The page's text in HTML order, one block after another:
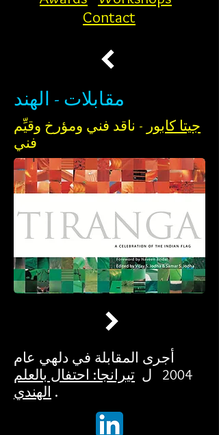
Contact
مقابلات - الهند
جيتا كابور - ناقد فني ومؤرخ وقيِّم
فني
أجرى المقابلة في دلهي عام
2004 ل
تيرانجا: احتفال بالعلم
الهندي .